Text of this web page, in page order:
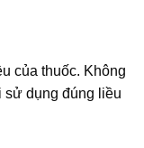
của thuốc. Không
sử dụng đúng liều